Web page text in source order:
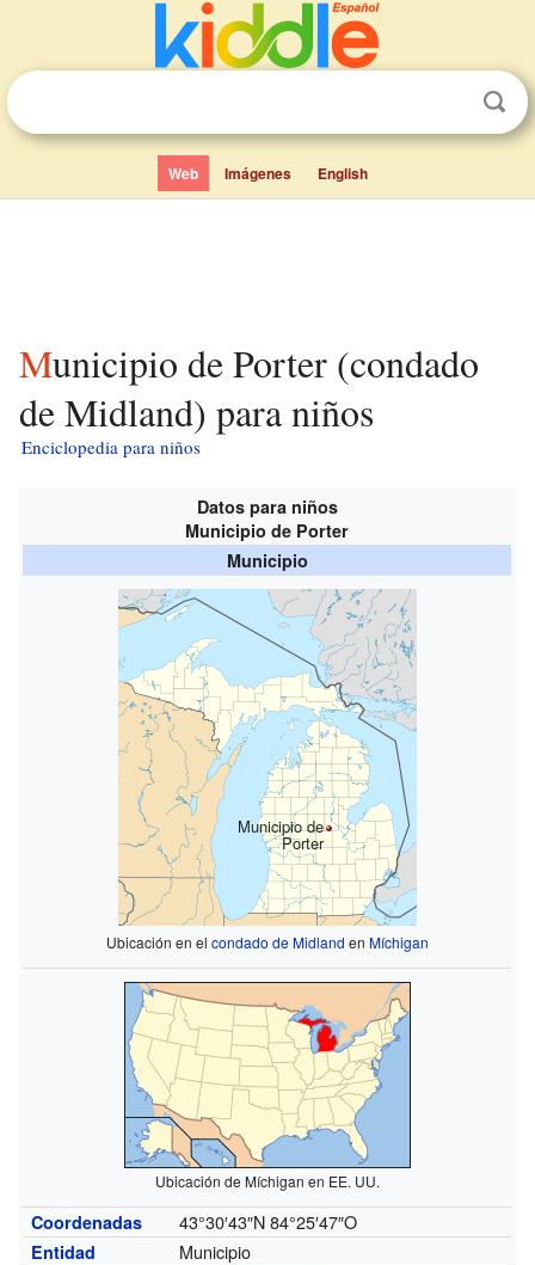
Web Imágenes English
Municipio de Porter (condado
de Midland) para niños
Enciclopedia para niños
Datos para niños
Municipio de Porter
Municipio
Municipio de
Porter
Ubicación en el condado de Midland en Míchigan
Ubicación de Míchigan en EE. UU.
Coordenadas 43°30′43″N 84°25′47″O
Entidad
Municipio